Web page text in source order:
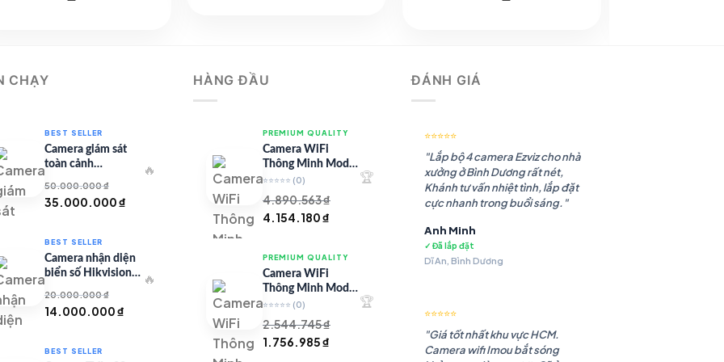
gốc
hiện
CHẠY
BEST SELLER
Camera giám sát
toàn cảnh
8SHC25MXS-DLW
50.000.000₫
Giá
là:
50.000.000 ₫.
35.000.000₫
là:
35.000.000 ₫.
🔥
BEST SELLER
Camera nhận diện
biển số Hikvision
20.000.000₫
Giá
là:
14.000.000₫
🔥
BEST SELLER
HÀNG ĐẦU
PREMIUM QUALITY
Camera WiFi
Thông Minh Model
67 – Full HD
⭐⭐⭐⭐⭐ (0)
4.890.563₫
Giá
là:
4.890.563 ₫.
4.154.180₫
tại
4.154.180 ₫.
🏆
PREMIUM QUALITY
Camera WiFi
Thông Minh Model
99 – Full HD
⭐⭐⭐⭐⭐ (0)
2.544.745₫
Giá
1.756.985₫
🏆
ĐÁNH GIÁ
⭐⭐⭐⭐⭐
"Lắp bộ 4 camera Ezviz cho nhà
xưởng ở Bình Dương rất nét,
Khánh tư vấn nhiệt tình, lắp đặt
cực nhanh trong buổi sáng."
Anh Minh
✓ Đã lắp đặt
Dĩ An, Bình Dương
⭐⭐⭐⭐⭐
"Giá tốt nhất khu vực HCM.
Camera wifi Imou bắt sóng